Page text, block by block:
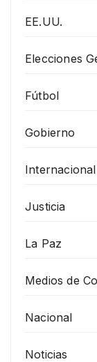
EE.UU.
Elecciones
Fútbol
Gobierno
Internacional
Justicia
La Paz
Medios de
Nacional
Noticias